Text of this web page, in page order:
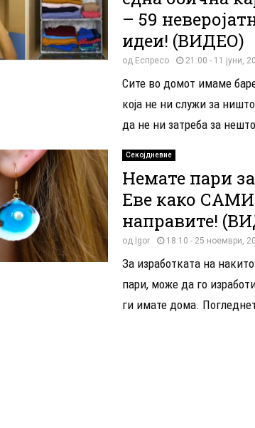
– 59
идеи! (ВИДЕО)
од Еспресо 21:00 - 11 јуни,
Сите во домот имаме
која не ни служи за
да не ни затреба за
Секојдневие
Немате пари
Еве како САМИ
направите!
од Igor 18:10 - 25 ноември,
За изработката на
пари, може да го
ги имате дома.